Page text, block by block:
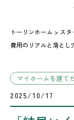
トーリンホーム > スタ
費用のリアルと落とし
マイホームを建て
2025/10/17